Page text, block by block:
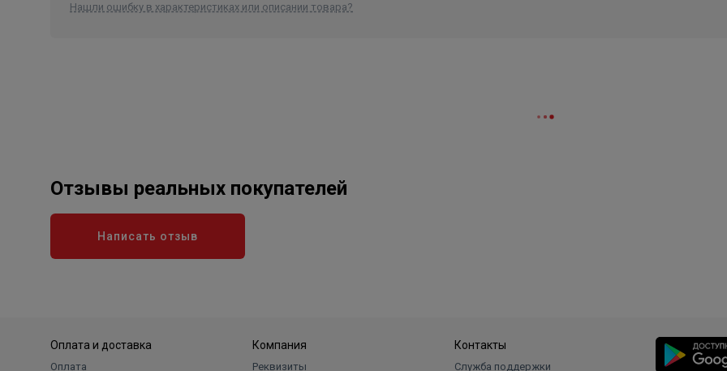
Нашли ошибку в характеристиках или описании товара?
Отзывы реальных покупателей
Написать отзыв
Оплата и доставка
Оплата
Компания
Реквизиты
Контакты
Служба поддержки